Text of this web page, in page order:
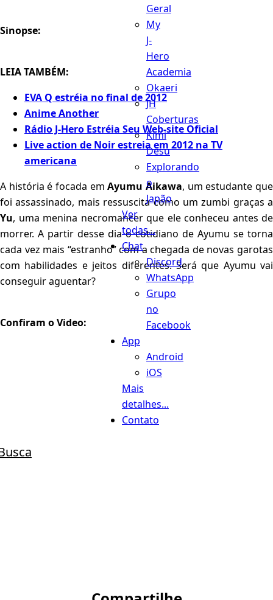
Geral
My
J-
Hero
Academia
Okaeri
JH
Coberturas
Kimi
Desu
Explorando
o
Japão
Ver
todas...
Chat
Discord
WhatsApp
Grupo
no
Facebook
App
Android
iOS
Mais
detalhes...
Contato
Sinopse:
LEIA TAMBÉM:
EVA Q estréia no final de 2012
Anime Another
Rádio J-Hero Estréia Seu Web-site Oficial
Live action de Noir estreia em 2012 na TV
americana
A história é focada em Ayumu Aikawa, um estudante que
foi assassinado, mais ressuscita como um zumbi graças a
Yu, uma menina necromancer que ele conheceu antes de
morrer. A partir desse dia o cotidiano de Ayumu se torna
cada vez mais “estranho” com a chegada de novas garotas
com habilidades e jeitos diferentes. Será que Ayumu vai
conseguir aguentar?
Confiram o Video: